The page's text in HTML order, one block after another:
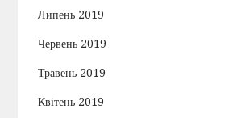
Липень 2019
Червень 2019
Травень 2019
Квітень 2019